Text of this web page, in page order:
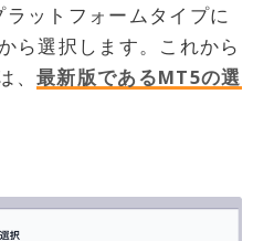
ットフォームタイプに
ら選択します。これから
、 最新版であるMT5の選